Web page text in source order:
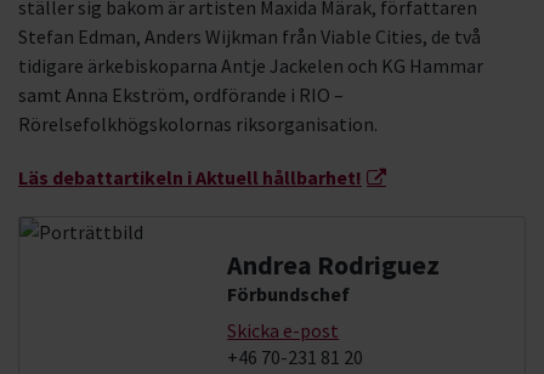
ställer sig bakom är artisten Maxida Märak, författaren
Stefan Edman, Anders Wijkman från Viable Cities, de två
tidigare ärkebiskoparna Antje Jackelen och KG Hammar
samt Anna Ekström, ordförande i RIO –
Rörelsefolkhögskolornas riksorganisation.
Läs debattartikeln i Aktuell hållbarhet!
Andrea Rodriguez
Förbundschef
Skicka e-post
+46 70-231 81 20